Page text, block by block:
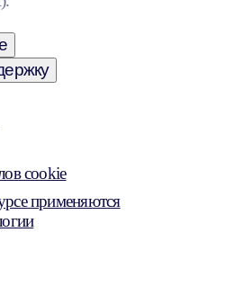
cookie
применяются